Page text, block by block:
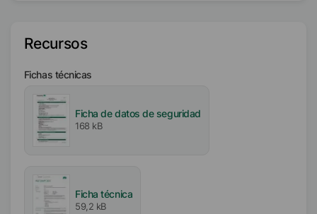
A base de agua
Líquido
Tipo
Contenido activo / sólido
100
Recursos
Fichas técnicas
Ficha de datos de seguridad
168 kB
Ficha técnica
59,2 kB